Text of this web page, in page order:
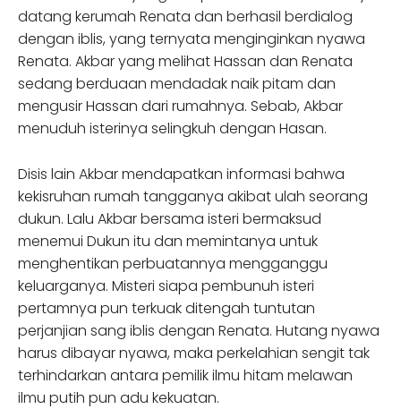
datang kerumah Renata dan berhasil berdialog
dengan iblis, yang ternyata menginginkan nyawa
Renata. Akbar yang melihat Hassan dan Renata
sedang berduaan mendadak naik pitam dan
mengusir Hassan dari rumahnya. Sebab, Akbar
menuduh isterinya selingkuh dengan Hasan.
Disis lain Akbar mendapatkan informasi bahwa
kekisruhan rumah tangganya akibat ulah seorang
dukun. Lalu Akbar bersama isteri bermaksud
menemui Dukun itu dan memintanya untuk
menghentikan perbuatannya mengganggu
keluarganya. Misteri siapa pembunuh isteri
pertamnya pun terkuak ditengah tuntutan
perjanjian sang iblis dengan Renata. Hutang nyawa
harus dibayar nyawa, maka perkelahian sengit tak
terhindarkan antara pemilik ilmu hitam melawan
ilmu putih pun adu kekuatan.